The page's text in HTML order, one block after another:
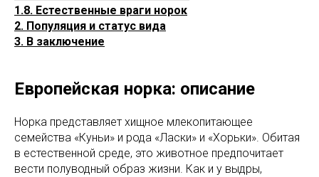
1.8. Естественные враги норок
2. Популяция и статус вида
3. В заключение
Европейская норка: описание
Норка представляет хищное млекопитающее
семейства «Куньи» и рода «Ласки» и «Хорьки». Обитая
в естественной среде, это животное предпочитает
вести полуводный образ жизни. Как и у выдры,